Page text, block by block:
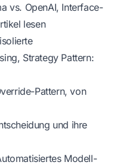
vs. OpenAI, Interface-
lesen
Strategy Pattern:
Pattern, von
und ihre
Modell-